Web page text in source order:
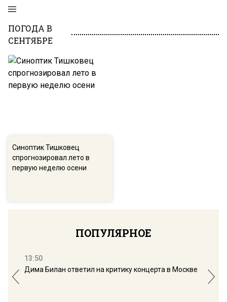
ПОГОДА В
СЕНТЯБРЕ
Синоптик Тишковец
спрогнозировал лето в
первую неделю осени
ПОПУЛЯРНОЕ
13:50
Дима Билан ответил на критику концерта в Москве